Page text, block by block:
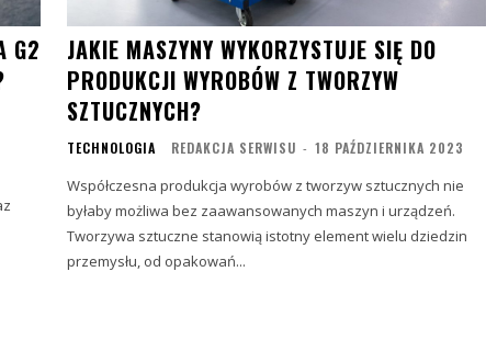
G2
JAKIE MASZYNY WYKORZYSTUJE SIĘ DO
PRODUKCJI WYROBÓW Z TWORZYW
SZTUCZNYCH?
TECHNOLOGIA REDAKCJA SERWISU - 18 PAŹDZIERNIKA 2023
Współczesna produkcja wyrobów z tworzyw sztucznych nie
byłaby możliwa bez zaawansowanych maszyn i urządzeń.
Tworzywa sztuczne stanowią istotny element wielu dziedzin
przemysłu, od opakowań...